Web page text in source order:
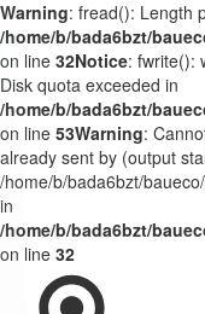
Warning: fread(): Length
/home/b/bada6bzt/
on line 32Notice: fwrite():
Disk quota exceeded in
/home/b/bada6bzt/
on line 53Warning:
already sent by (output
/home/b/bada6bzt/
in
/home/b/bada6bzt/
on line 32